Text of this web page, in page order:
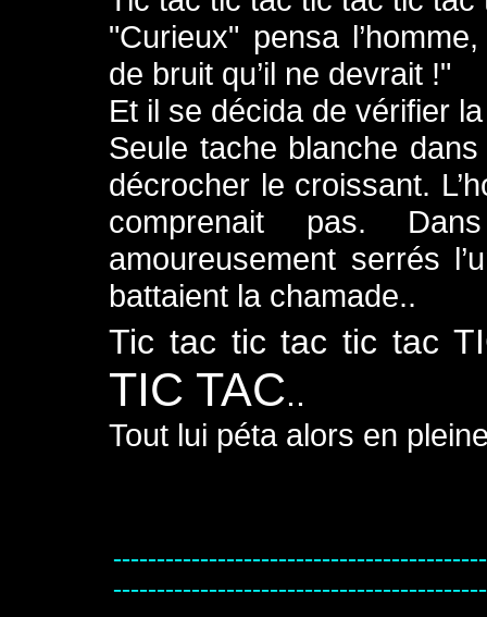
"Curieux" pensa
de bruit qu’il ne devrait !"
Et il se décida de vérifier
Seule tache blanche
décrocher le croissant.
comprenait pas.
amoureusement serrés
battaient la chamade..
Tic tac tic tac tic tac
TIC TAC..
Tout lui péta alors en